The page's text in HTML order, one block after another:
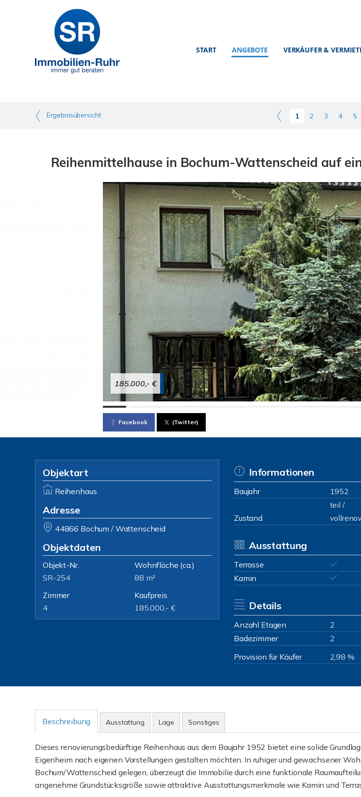
START ANGEBOTE VERKÄUFER &
Ergebnisübersicht 1 2 3 4 5
Reihenmittelhause in Bochum-Wattenscheid auf
185.000,- €
Facebook (Twitter)
Objektart
Reihenhaus
Adresse
44866 Bochum / Wattenscheid
Objektdaten
Objekt-Nr.
SR-254
Wohnfläche (ca.)
88 m²
Zimmer
4
Kaufpreis
185.000,- €
Informationen
Baujahr 1952
Zustand
teil /
Ausstattung
Terrasse
Kamin
Details
Anzahl Etagen 2
Badezimmer
2
Provision für Käufer
2,98 %
Beschreibung Ausstattung Lage Sonstiges
Dieses renovierungsbedürftige Reihenhaus aus dem Baujahr 1952 bietet eine solide
Eigenheim nach eigenen Vorstellungen gestalten möchten. In ruhiger und gewachsener
Bochum/Wattenscheid gelegen, überzeugt die Immobilie durch eine funktionale
angenehme Grundstücksgröße sowie attraktive Ausstattungsmerkmale wie Kamin und